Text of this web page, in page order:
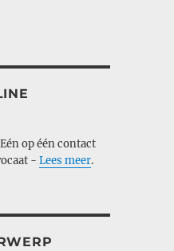
op één contact
- Lees meer.